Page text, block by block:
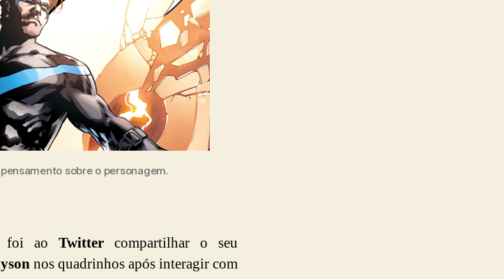
sobre o personagem.
foi ao Twitter compartilhar o seu
nos quadrinhos após interagir com